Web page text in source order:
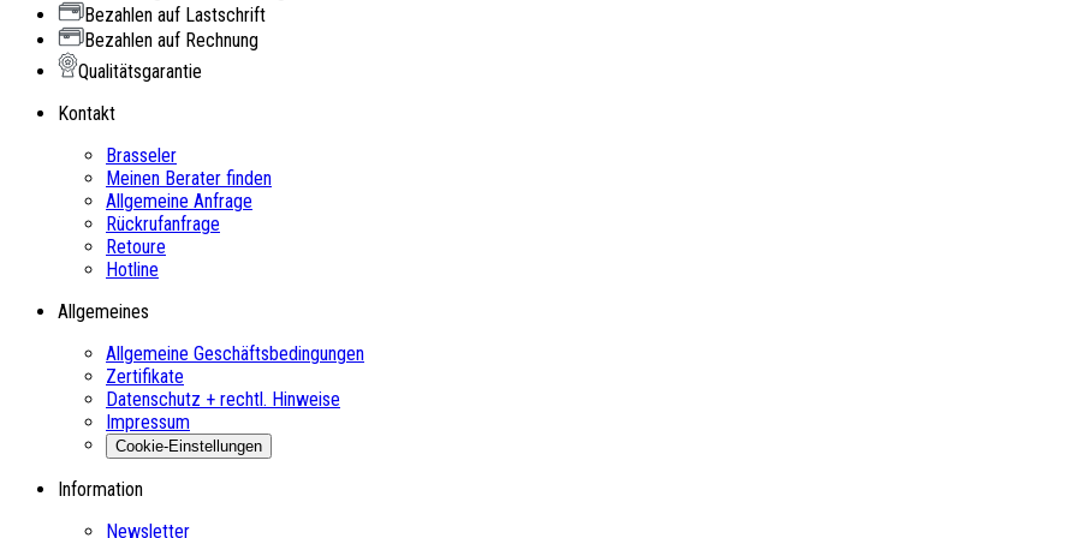
Bezahlen auf Lastschrift
Bezahlen auf Rechnung
Qualitätsgarantie
Kontakt
Brasseler
Meinen Berater finden
Allgemeine Anfrage
Rückrufanfrage
Retoure
Hotline
Allgemeines
Allgemeine Geschäftsbedingungen
Zertifikate
Datenschutz + rechtl. Hinweise
Impressum
Cookie-Einstellungen
Information
Newsletter